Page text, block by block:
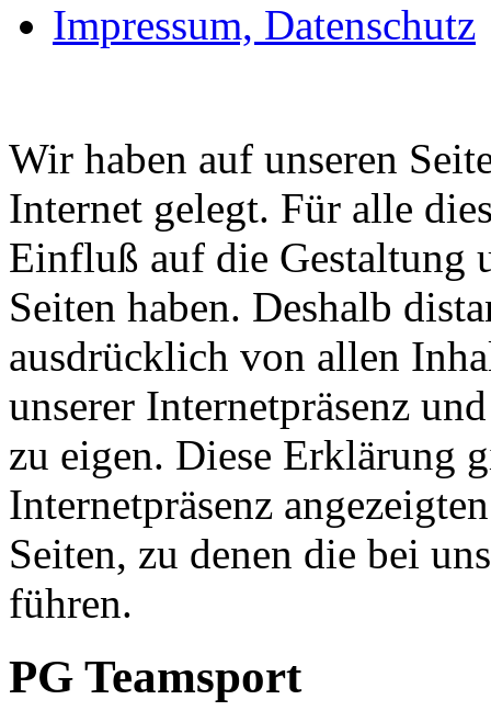
Impressum, Datenschutz
Wir haben auf unseren
Internet gelegt. Für alle
Einfluß auf die Gestaltung
Seiten haben. Deshalb
ausdrücklich von allen
unserer Internetpräsenz
zu eigen. Diese Erklärung
Internetpräsenz
Seiten, zu denen die bei
führen.
PG Teamsport